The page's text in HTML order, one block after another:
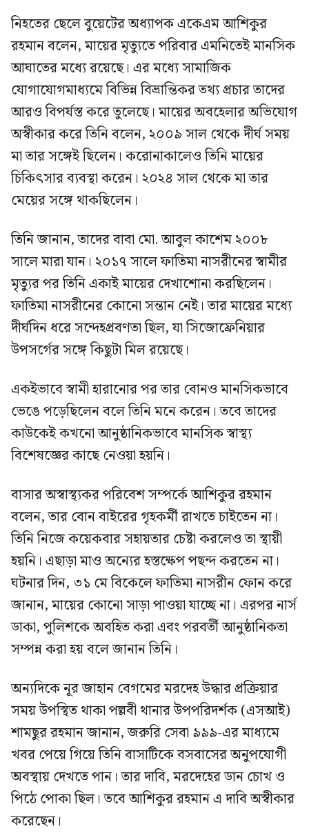
নিহতের ছেলে বুয়েটের অধ্যাপক একেএম আশিকুর
রহমান বলেন, মায়ের মৃত্যুতে পরিবার এমনিতেই মানসিক
আঘাতের মধ্যে রয়েছে। এর মধ্যে সামাজিক
যোগাযোগমাধ্যমে বিভিন্ন বিভ্রান্তিকর তথ্য প্রচার তাদের
আরও বিপর্যস্ত করে তুলেছে। মায়ের অবহেলার অভিযোগ
অস্বীকার করে তিনি বলেন, ২০০৯ সাল থেকে দীর্ঘ সময়
মা তার সঙ্গেই ছিলেন। করোনাকালেও তিনি মায়ের
চিকিৎসার ব্যবস্থা করেন। ২০২৪ সাল থেকে মা তার
মেয়ের সঙ্গে থাকছিলেন।
তিনি জানান, তাদের বাবা মো. আবুল কাশেম ২০০৮
সালে মারা যান। ২০১৭ সালে ফাতিমা নাসরীনের স্বামীর
মৃত্যুর পর তিনি একাই মায়ের দেখাশোনা করছিলেন।
ফাতিমা নাসরীনের কোনো সন্তান নেই। তার মায়ের মধ্যে
দীর্ঘদিন ধরে সন্দেহপ্রবণতা ছিল, যা সিজোফ্রেনিয়ার
উপসর্গের সঙ্গে কিছুটা মিল রয়েছে।
একইভাবে স্বামী হারানোর পর তার বোনও মানসিকভাবে
ভেঙে পড়েছিলেন বলে তিনি মনে করেন। তবে তাদের
কাউকেই কখনো আনুষ্ঠানিকভাবে মানসিক স্বাস্থ্য
বিশেষজ্ঞের কাছে নেওয়া হয়নি।
বাসার অস্বাস্থ্যকর পরিবেশ সম্পর্কে আশিকুর রহমান
বলেন, তার বোন বাইরের গৃহকর্মী রাখতে চাইতেন না।
তিনি নিজে কয়েকবার সহায়তার চেষ্টা করলেও তা স্থায়ী
হয়নি। এছাড়া মাও অন্যের হস্তক্ষেপ পছন্দ করতেন না।
ঘটনার দিন, ৩১ মে বিকেলে ফাতিমা নাসরীন ফোন করে
জানান, মায়ের কোনো সাড়া পাওয়া যাচ্ছে না। এরপর নার্স
ডাকা, পুলিশকে অবহিত করা এবং পরবর্তী আনুষ্ঠানিকতা
সম্পন্ন করা হয় বলে জানান তিনি।
অন্যদিকে নূর জাহান বেগমের মরদেহ উদ্ধার প্রক্রিয়ার
সময় উপস্থিত থাকা পল্লবী থানার উপপরিদর্শক (এসআই)
শামছুর রহমান জানান, জরুরি সেবা ৯৯৯-এর মাধ্যমে
খবর পেয়ে গিয়ে তিনি বাসাটিকে বসবাসের অনুপযোগী
অবস্থায় দেখতে পান। তার দাবি, মরদেহের ডান চোখ ও
পিঠে পোকা ছিল। তবে আশিকুর রহমান এ দাবি অস্বীকার
করেছেন।